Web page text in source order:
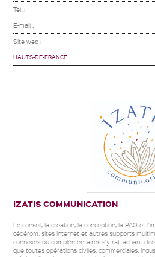
Tel. :
E-mail :
Site web :
HAUTS-DE-FRANCE
IZATIS COMMUNICATION
Le conseil, la création, la conception, la PAO et
cédérom, sites internet et autres supports
connexes ou complémentaires s'y rattachant
que toutes opérations civiles, commerciales,